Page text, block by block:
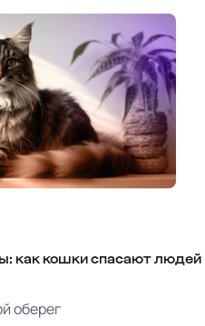
как кошки спасают людей
оберег